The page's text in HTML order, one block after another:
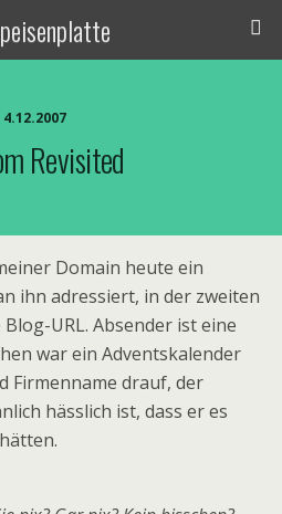
4.12.2007
Revisited
Domain heute ein
ihn adressiert, in der zweiten
URL. Absender ist eine
war ein Adventskalender
Firmenname drauf, der
hässlich ist, dass er es